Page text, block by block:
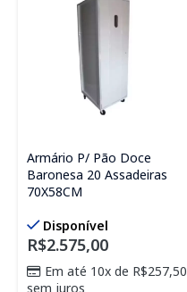
Armário P/ Pão Doce
Baronesa 20 Assadeiras
70X58CM
Disponível
R$2.575,00
Em até 10x de R$257,50
sem juros